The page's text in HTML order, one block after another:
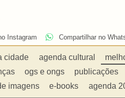
Instagram Compartilhar no
cidade agenda cultural
ogs e ongs publicações
imagens e-books agenda